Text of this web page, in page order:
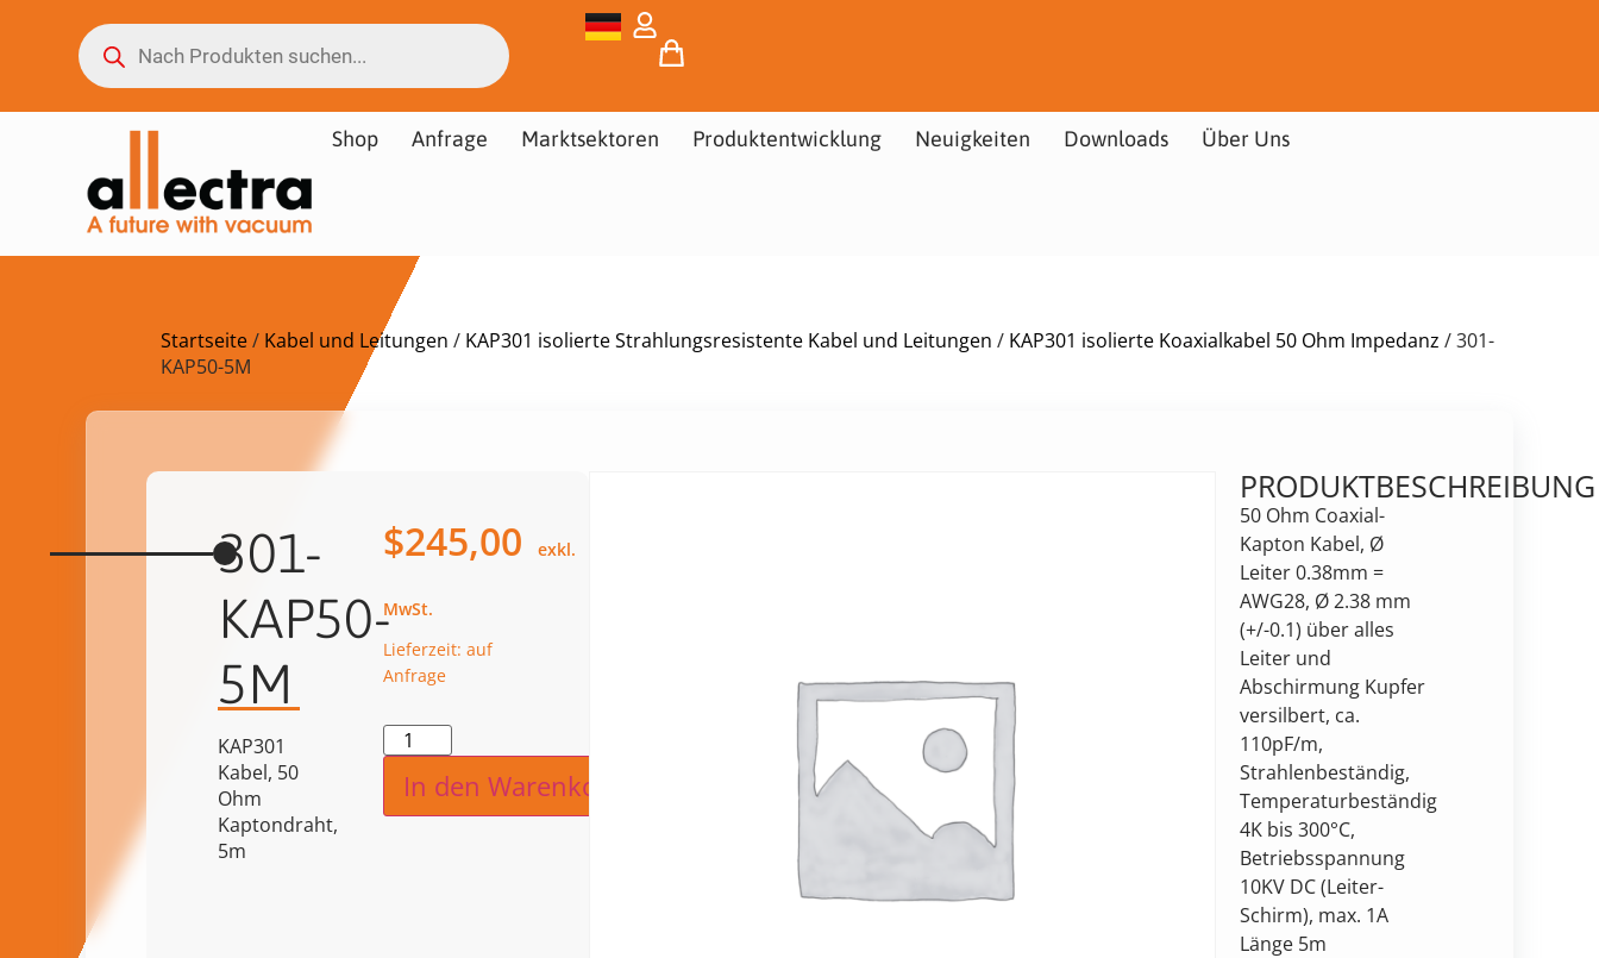
Shop Anfrage Marktsektoren Produktentwicklung Neuigkeiten Downloads Über Uns
Startseite/ Kabel und Leitungen / KAP301 isolierte Strahlungsresistente Kabel und Leitungen / KAP301 isolierte Koaxialkabel 50 Ohm Impedanz / 301-
KAP50-5M
301-
KAP50-
5M
KAP301
Kabel, 50
Ohm
Kaptondraht,
5m
$245,00
Lieferzeit: auf
Anfrage
In den Warenkorb
PRODUKTBESCHREIBUNG
50 Ohm Coaxial-
Kapton Kabel, Ø
Leiter 0.38mm =
AWG28, Ø 2.38 mm
(+/-0.1) über alles
Leiter und
Abschirmung Kupfer
versilbert, ca.
110pF/m,
Strahlenbeständig,
Temperaturbeständig
4K bis 300°C,
Betriebsspannung
10KV DC (Leiter-
Schirm), max. 1A
Länge 5m